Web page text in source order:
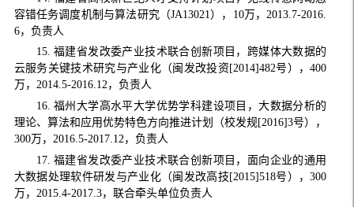
容错任务调度机制与算法研究（JA13021），10万，2013.7-2016.
6，负责人
15. 福建省发改委产业技术联合创新项目，跨媒体大数据的
云服务关键技术研究与产业化（闽发改投资[2014]482号），400
万，2014.5-2016.12，负责人
16. 福州大学高水平大学优势学科建设项目，大数据分析的
理论、算法和应用优势特色方向推进计划（校发规[2016]3号），
300万，2016.5-2017.12，负责人
17. 福建省发改委产业技术联合创新项目，面向企业的通用
大数据处理软件研发与产业化（闽发改高技[2015]518号），300
万，2015.4-2017.3，联合牵头单位负责人